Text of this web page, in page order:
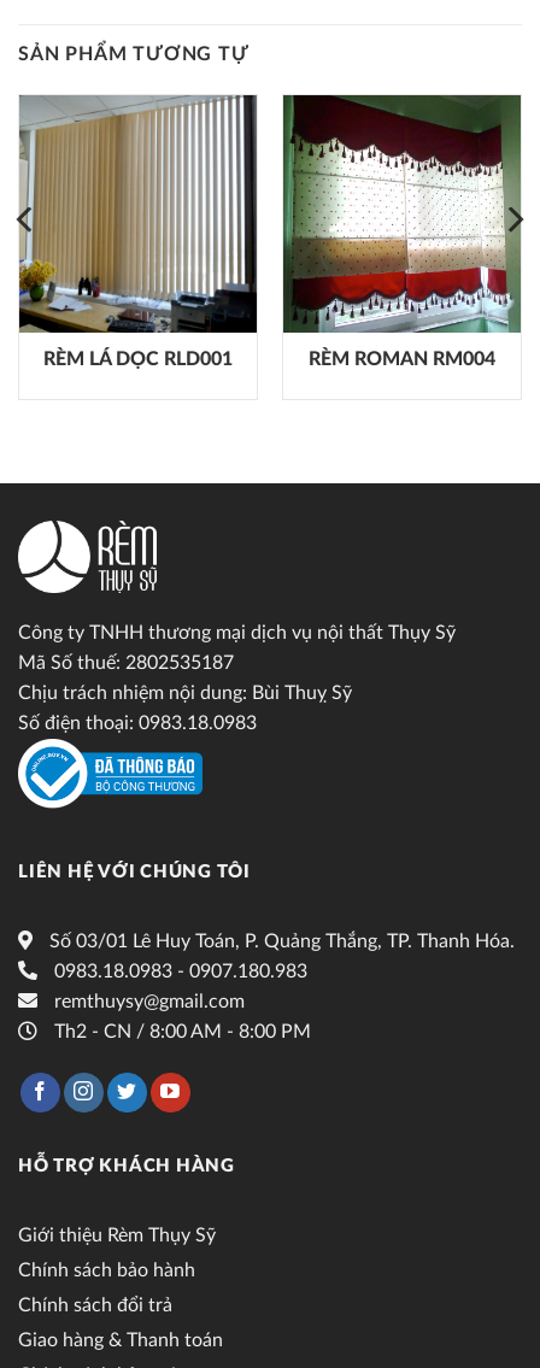
SẢN PHẨM TƯƠNG TỰ
RÈM LÁ DỌC RLD001 RÈM ROMAN RM004
Công ty TNHH thương mại dịch vụ nội thất Thụy Sỹ
Mã Số thuế: 2802535187
Chịu trách nhiệm nội dung: Bùi Thuỵ Sỹ
Số điện thoại: 0983.18.0983
LIÊN HỆ VỚI CHÚNG TÔI
Số 03/01 Lê Huy Toán, P. Quảng Thắng, TP. Thanh Hóa.
0983.18.0983 - 0907.180.983
remthuysy@gmail.com
Th2 - CN / 8:00 AM - 8:00 PM
HỖ TRỢ KHÁCH HÀNG
Giới thiệu Rèm Thụy Sỹ
Chính sách bảo hành
Chính sách đổi trả
Giao hàng & Thanh toán